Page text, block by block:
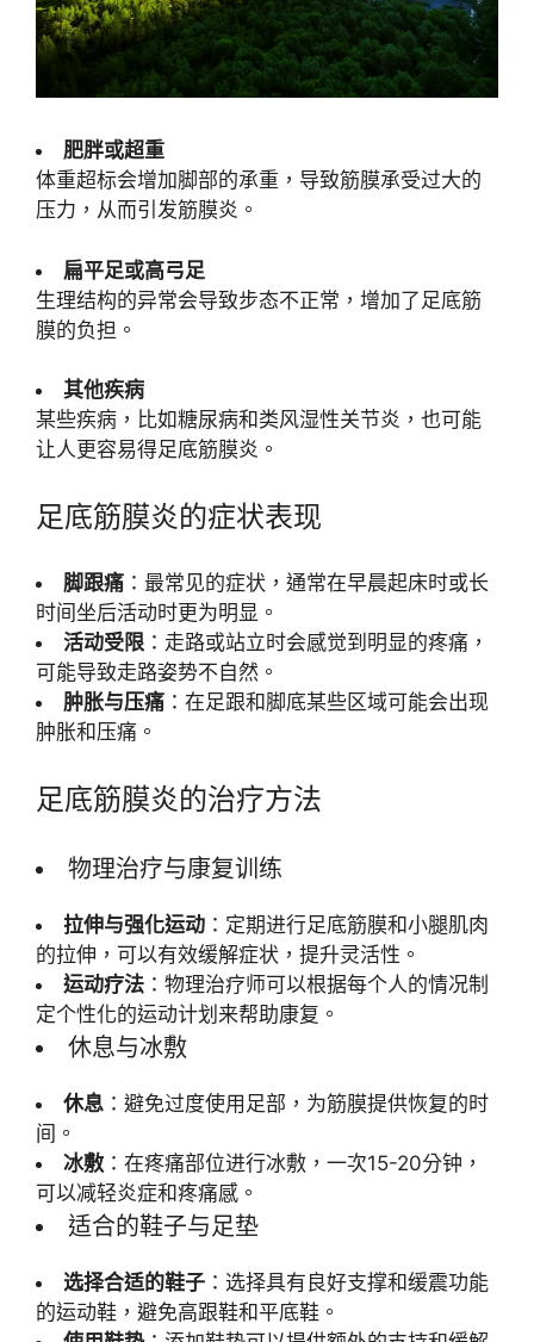
肥胖或超重
体重超标会增加脚部的承重，导致筋膜承受过大的
压力，从而引发筋膜炎。
扁平足或高弓足
生理结构的异常会导致步态不正常，增加了足底筋
膜的负担。
其他疾病
某些疾病，比如糖尿病和类风湿性关节炎，也可能
让人更容易得足底筋膜炎。
足底筋膜炎的症状表现
脚跟痛 ：最常见的症状，通常在早晨起床时或长
时间坐后活动时更为明显。
活动受限 ：走路或站立时会感觉到明显的疼痛，
可能导致走路姿势不自然。
肿胀与压痛 ：在足跟和脚底某些区域可能会出现
肿胀和压痛。
足底筋膜炎的治疗方法
物理治疗与康复训练
拉伸与强化运动 ：定期进行足底筋膜和小腿肌肉
的拉伸，可以有效缓解症状，提升灵活性。
运动疗法 ：物理治疗师可以根据每个人的情况制
定个性化的运动计划来帮助康复。
休息与冰敷
休息 ：避免过度使用足部，为筋膜提供恢复的时
间。
冰敷 ：在疼痛部位进行冰敷，一次15-20分钟，
可以减轻炎症和疼痛感。
适合的鞋子与足垫
选择合适的鞋子 ：选择具有良好支撑和缓震功能
的运动鞋，避免高跟鞋和平底鞋。